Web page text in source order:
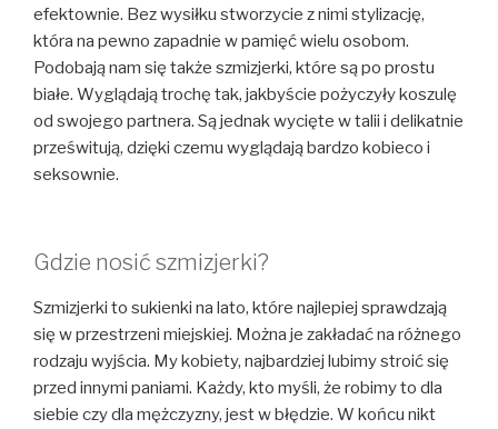
efektownie. Bez wysiłku stworzycie z nimi stylizację,
która na pewno zapadnie w pamięć wielu osobom.
Podobają nam się także szmizjerki, które są po prostu
białe. Wyglądają trochę tak, jakbyście pożyczyły koszulę
od swojego partnera. Są jednak wycięte w talii i delikatnie
prześwitują, dzięki czemu wyglądają bardzo kobieco i
seksownie.
Gdzie nosić szmizjerki?
Szmizjerki to sukienki na lato, które najlepiej sprawdzają
się w przestrzeni miejskiej. Można je zakładać na różnego
rodzaju wyjścia. My kobiety, najbardziej lubimy stroić się
przed innymi paniami. Każdy, kto myśli, że robimy to dla
siebie czy dla mężczyzny, jest w błędzie. W końcu nikt